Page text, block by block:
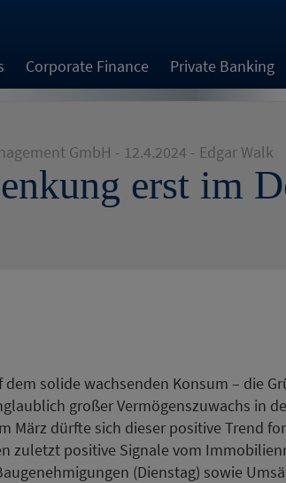
Corporate Finance Private Banking
GmbH - 12.4.2024 - Edgar Walk
erst im
solide wachsenden Konsum – die
großer Vermögenszuwachs in
März dürfte sich dieser positive Trend
zuletzt positive Signale vom
(Dienstag) sowie